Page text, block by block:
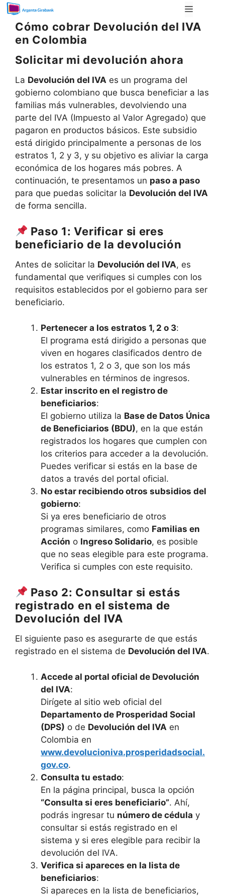
Saltar
contenido
Menú
Cómo cobrar Devolución del IVA
en Colombia
Solicitar mi devolución ahora
La Devolución del IVA es un programa del
gobierno colombiano que busca beneficiar a las
familias más vulnerables, devolviendo una
parte del IVA (Impuesto al Valor Agregado) que
pagaron en productos básicos. Este subsidio
está dirigido principalmente a personas de los
estratos 1, 2 y 3, y su objetivo es aliviar la carga
económica de los hogares más pobres. A
continuación, te presentamos un paso a paso
para que puedas solicitar la Devolución del IVA
de forma sencilla.
Paso 1: Verificar si eres
beneficiario de la devolución
Antes de solicitar la Devolución del IVA, es
fundamental que verifiques si cumples con los
requisitos establecidos por el gobierno para ser
beneficiario.
Pertenecer a los estratos 1, 2 o 3:
El programa está dirigido a personas que
viven en hogares clasificados dentro de
los estratos 1, 2 o 3, que son los más
vulnerables en términos de ingresos.
Estar inscrito en el registro de
beneficiarios:
El gobierno utiliza la Base de Datos Única
de Beneficiarios (BDU), en la que están
registrados los hogares que cumplen con
los criterios para acceder a la devolución.
Puedes verificar si estás en la base de
datos a través del portal oficial.
No estar recibiendo otros subsidios del
gobierno:
Si ya eres beneficiario de otros
programas similares, como Familias en
Acción o Ingreso Solidario, es posible
que no seas elegible para este programa.
Verifica si cumples con este requisito.
Paso 2: Consultar si estás
registrado en el sistema de
Devolución del IVA
El siguiente paso es asegurarte de que estás
registrado en el sistema de Devolución del IVA.
Accede al portal oficial de Devolución
del IVA:
Dirígete al sitio web oficial del
Departamento de Prosperidad Social
(DPS) o de Devolución del IVA en
Colombia en
www.devolucioniva.prosperidadsocial.
gov.co.
Consulta tu estado:
En la página principal, busca la opción
“Consulta si eres beneficiario”. Ahí,
podrás ingresar tu número de cédula y
consultar si estás registrado en el
sistema y si eres elegible para recibir la
devolución del IVA.
Verifica si apareces en la lista de
beneficiarios:
Si apareces en la lista de beneficiarios,